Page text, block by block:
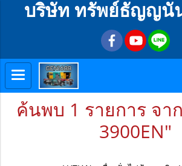
บริษัท ทรัพย์ธัญญนั
ค้นพบ 1 รายการ จา
3900EN"